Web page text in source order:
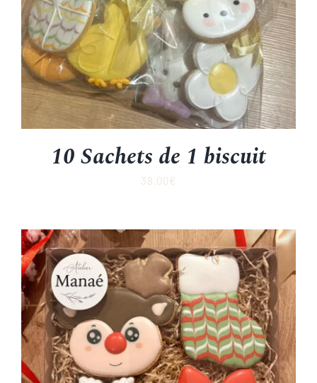
10 Sachets de 1 biscuit
38.00€